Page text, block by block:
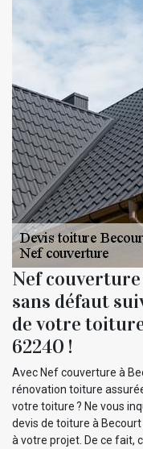
Nef
sans défaut
de votre
62240 !
Avec Nef couverture à
rénovation toiture
votre toiture ? Ne vous
devis de toiture à
à votre projet. De ce fait,